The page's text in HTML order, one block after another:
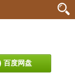
百度网盘